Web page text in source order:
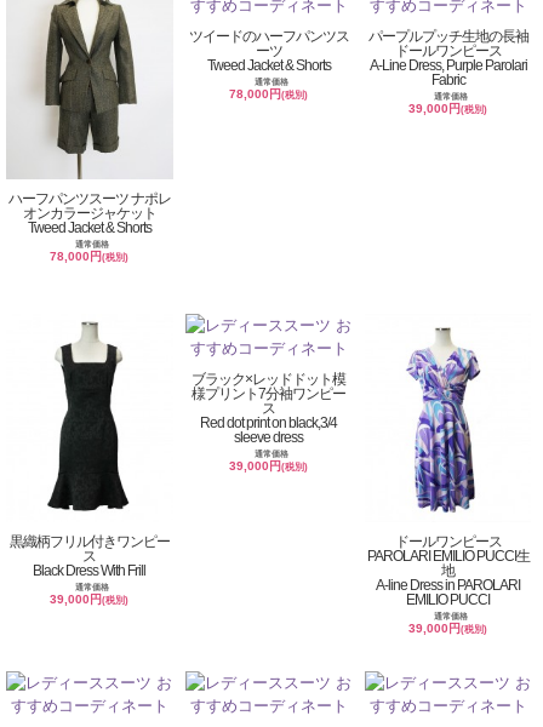
ハーフパンツスーツ ナポレ
オンカラージャケット
Tweed Jacket & Shorts
通常価格
78,000円(税別)
ツイードのハーフパンツス
ーツ
Tweed Jacket & Shorts
通常価格
78,000円(税別)
パープルプッチ生地の長袖
ドールワンピース
A-Line Dress, Purple Parolari
Fabric
通常価格
39,000円(税別)
黒織柄フリル付きワンピー
ス
Black Dress With Frill
通常価格
39,000円(税別)
ブラック×レッドドット模
様プリント7分袖ワンピー
ス
Red dot print on black,3/4
sleeve dress
通常価格
39,000円(税別)
ドールワンピース
PAROLARI EMILIO PUCCI生
地
A-line Dress in PAROLARI
EMILIO PUCCI
通常価格
39,000円(税別)